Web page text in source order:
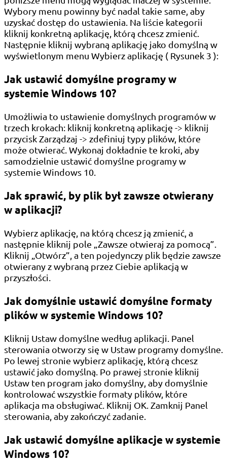
Wybory menu powinny być nadal takie same, aby
uzyskać dostęp do ustawienia. Na liście kategorii
kliknij konkretną aplikację, którą chcesz zmienić.
Następnie kliknij wybraną aplikację jako domyślną w
wyświetlonym menu Wybierz aplikację ( Rysunek 3 ):
Jak ustawić domyślne programy w
systemie Windows 10?
Umożliwia to ustawienie domyślnych programów w
trzech krokach: kliknij konkretną aplikację -> kliknij
przycisk Zarządzaj -> zdefiniuj typy plików, które
może otwierać. Wykonaj dokładnie te kroki, aby
samodzielnie ustawić domyślne programy w
systemie Windows 10.
Jak sprawić, by plik był zawsze otwierany
w aplikacji?
Wybierz aplikację, na którą chcesz ją zmienić, a
następnie kliknij pole „Zawsze otwieraj za pomocą”.
Kliknij „Otwórz”, a ten pojedynczy plik będzie zawsze
otwierany z wybraną przez Ciebie aplikacją w
przyszłości.
Jak domyślnie ustawić domyślne formaty
plików w systemie Windows 10?
Kliknij Ustaw domyślne według aplikacji. Panel
sterowania otworzy się w Ustaw programy domyślne.
Po lewej stronie wybierz aplikację, którą chcesz
ustawić jako domyślną. Po prawej stronie kliknij
Ustaw ten program jako domyślny, aby domyślnie
kontrolować wszystkie formaty plików, które
aplikacja ma obsługiwać. Kliknij OK. Zamknij Panel
sterowania, aby zakończyć zadanie.
Jak ustawić domyślne aplikacje w systemie
Windows 10?